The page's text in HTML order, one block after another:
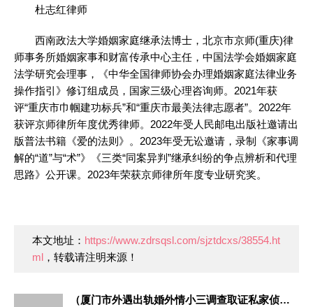
杜志红律师
西南政法大学婚姻家庭继承法博士，北京市京师(重庆)律
师事务所婚姻家事和财富传承中心主任，中国法学会婚姻家庭
法学研究会理事，《中华全国律师协会办理婚姻家庭法律业务
操作指引》修订组成员，国家三级心理咨询师。2021年获
评“重庆市巾帼建功标兵”和“重庆市最美法律志愿者”。2022年
获评京师律所年度优秀律师。2022年受人民邮电出版社邀请出
版普法书籍《爱的法则》。2023年受无讼邀请，录制《家事调
解的“道”与“术”》《三类“同案异判”继承纠纷的争点辨析和代理
思路》公开课。2023年荣获京师律所年度专业研究奖。
本文地址： https://www.zdrsqsl.com/sjztdcxs/38554.ht
ml ，转载请注明来源！
（厦门市外遇出轨婚外情小三调查取证私家侦探）离婚诉讼如何申请法院调查取证？